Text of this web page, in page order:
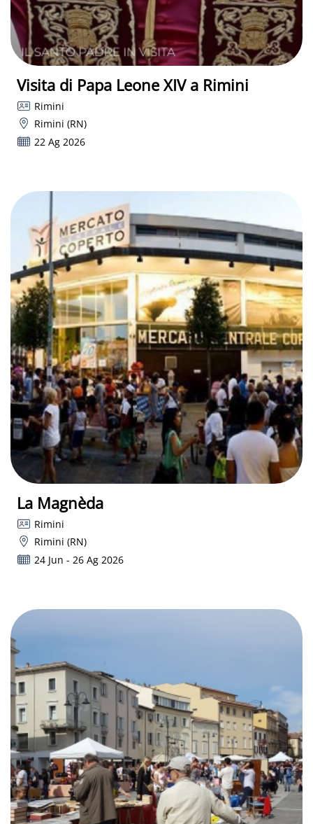
Visita di Papa Leone XIV a Rimini
Rimini
Rimini (RN)
22 Ag 2026
La Magnèda
Rimini
Rimini (RN)
24 Jun - 26 Ag 2026